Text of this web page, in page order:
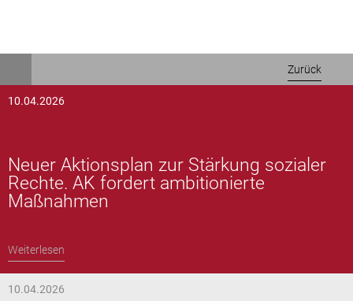
Zurück
10.04.2026
Neuer Aktionsplan zur Stärkung sozialer
Rechte. AK fordert ambitionierte
Maßnahmen
Weiterlesen
10.04.2026